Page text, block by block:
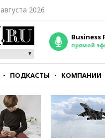
2026
Business
прямой
ПОДКАСТЫ КОМПАНИИ